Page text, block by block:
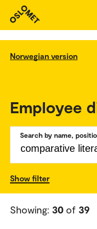
Norwegian version
Employee
Search by name,
Show filter
Showing: 30 of 39